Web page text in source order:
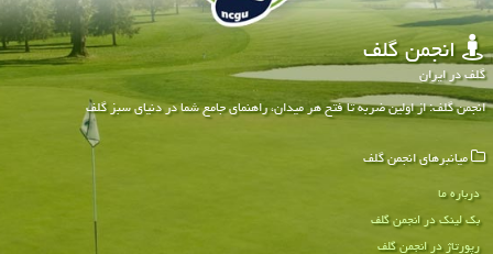
انجمن گلف
گلف در ایران
انجمن گلف: از اولین ضربه تا فتح هر میدان، راهنمای جامع شما در دنیای سبز گلف
میانبرهای انجمن گلف
درباره ما
بک لینک در انجمن گلف
رپورتاژ در انجمن گلف